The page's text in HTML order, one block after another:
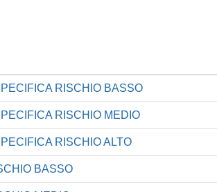
RISCHIO BASSO
RISCHIO MEDIO
RISCHIO ALTO
BASSO